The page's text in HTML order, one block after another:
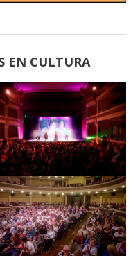
EN CULTURA